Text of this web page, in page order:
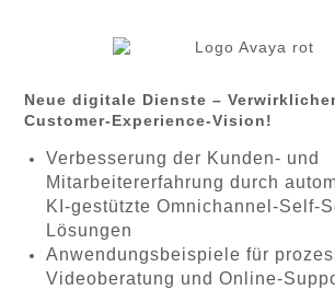
Neue digitale Dienste –
Customer-Experience-Vision!
Verbesserung der Kunden- und
Mitarbeitererfahrung durch
KI-gestützte Omnichannel-Self-
Lösungen
Anwendungsbeispiele für
Videoberatung und Online-